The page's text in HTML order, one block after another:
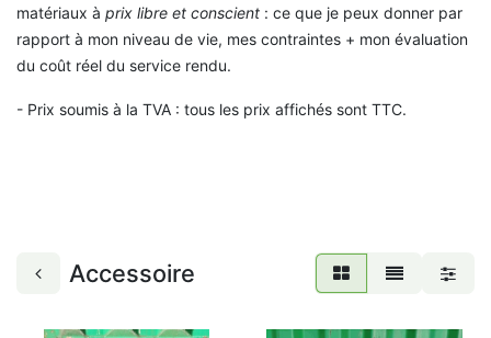
matériaux à prix libre et conscient : ce que je peux donner par
rapport à mon niveau de vie, mes contraintes + mon évaluation
du coût réel du service rendu.
- Prix soumis à la TVA : tous les prix affichés sont TTC.
Accessoire